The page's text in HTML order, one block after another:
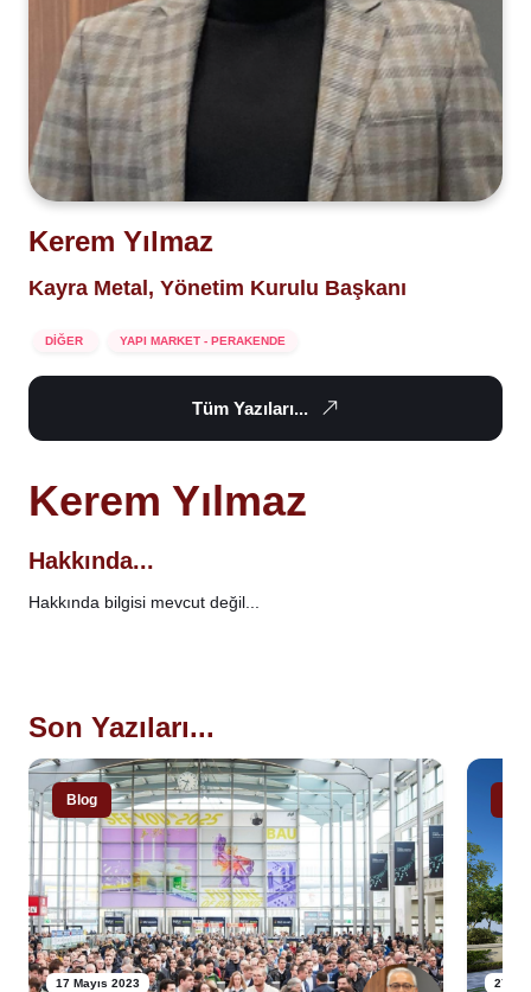
Kerem Yılmaz
Kayra Metal, Yönetim Kurulu Başkanı
DİĞER YAPI MARKET - PERAKENDE
Tüm Yazıları...
Kerem Yılmaz
Hakkında...
Hakkında bilgisi mevcut değil...
Son Yazıları...
Blog
17 Mayıs 2023 27